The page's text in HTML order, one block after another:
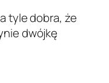
tyle dobra, że
dwójkę